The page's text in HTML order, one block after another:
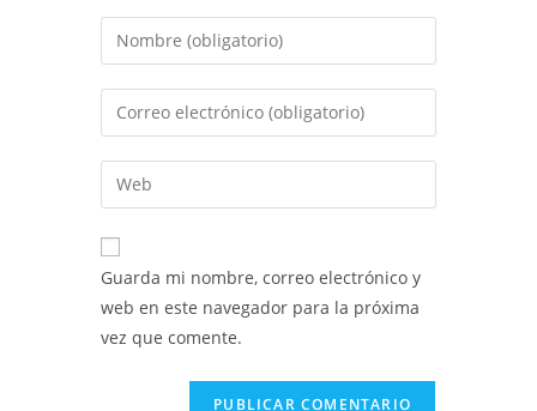
Introduce
tu
nombre
de
usuario
para
comentar
Introduce
tu
dirección
de
electrónico
para
comentar
Introduce
la
URL
de
(opcional)
Guarda mi nombre, correo electrónico y
web en este navegador para la próxima
vez que comente.